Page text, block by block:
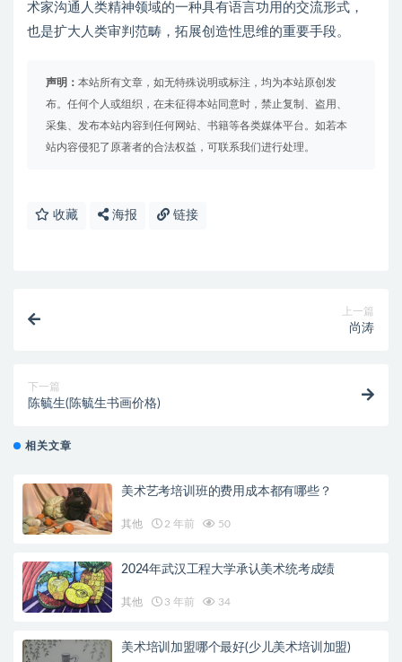
术家沟通人类精神领域的一种具有语言功用的交流形式，
也是扩大人类审判范畴，拓展创造性思维的重要手段。
声明： 本站所有文章，如无特殊说明或标注，均为本站原创发
布。任何个人或组织，在未征得本站同意时，禁止复制、盗用、
采集、发布本站内容到任何网站、书籍等各类媒体平台。如若本
站内容侵犯了原著者的合法权益，可联系我们进行处理。
收藏 海报 链接
上一篇
尚涛
下一篇
陈毓生(陈毓生书画价格)
相关文章
美术艺考培训班的费用成本都有哪些？
其他 2 年前 50
2024年武汉工程大学承认美术统考成绩
其他 3 年前 34
美术培训加盟哪个最好(少儿美术培训加盟)